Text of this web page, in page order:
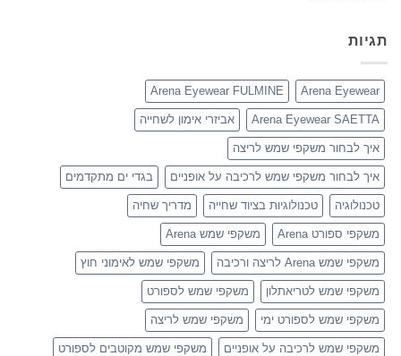
תגיות
Arena Eyewear
Arena Eyewear FULMINE
Arena Eyewear SAETTA אביזרי אימון לשחייה
איך לבחור משקפי שמש לריצה
איך לבחור משקפי שמש לרכיבה על אופניים בגדי ים מתקדמים
טכנולוגיה טכנולוגיות בציוד שחייה מדריך שחיה
משקפי ספורט Arena משקפי שמש Arena
משקפי שמש Arena לריצה ורכיבה משקפי שמש לאימוני חוץ
משקפי שמש לטריאתלון משקפי שמש לספורט
משקפי שמש לספורט ימי משקפי שמש לריצה
משקפי שמש לרכיבה על אופניים משקפי שמש מקוטבים לספורט